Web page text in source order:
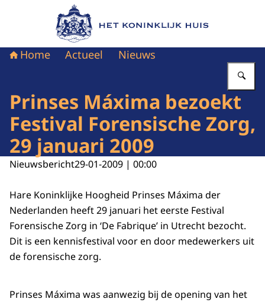
Naar de homepage van Het Koninklijk Huis
Home Actueel Nieuws
Prinses Máxima bezoekt
Festival Forensische Zorg,
29 januari 2009
Nieuwsbericht29-01-2009 | 00:00
Hare Koninklijke Hoogheid Prinses Máxima der
Nederlanden heeft 29 januari het eerste Festival
Forensische Zorg in ‘De Fabrique’ in Utrecht bezocht.
Dit is een kennisfestival voor en door medewerkers uit
de forensische zorg.
Prinses Máxima was aanwezig bij de opening van het